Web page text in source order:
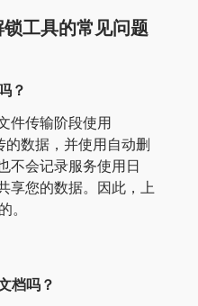
锁工具的常见问题
？
件传输阶段使用
的数据，并使用自动删
不会记录服务使用日
享您的数据。因此，上
。
档吗？